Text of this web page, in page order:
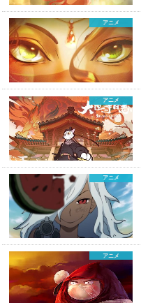
アニメ
アニメ
アニメ
アニメ